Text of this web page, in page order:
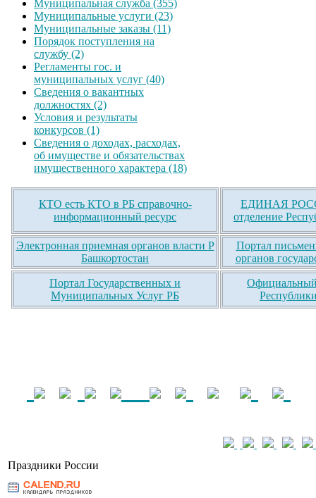
Муниципальная служба (355)
Муниципальные услуги (23)
Муниципальные заказы (11)
Порядок поступления на
службу (2)
Регламенты гос. и
муниципальных услуг (40)
Сведения о вакантных
должностях (2)
Условия и результаты
конкурсов (1)
Сведения о доходах, расходах,
об имуществе и обязательствах
имущественного характера (18)
КТО есть КТО в РБ справочно-
информационный ресурс
ЕДИНАЯ
отделение
Электронная приемная органов власти Р
Башкортостан
Портал
органов
Портал Государственных и
Муниципальных Услуг РБ
Официальный
Праздники России